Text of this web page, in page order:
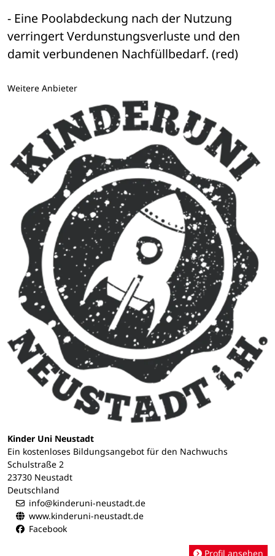
- Eine Poolabdeckung nach der Nutzung
verringert Verdunstungsverluste und den
damit verbundenen Nachfüllbedarf. (red)
Weitere Anbieter
Kinder Uni Neustadt
Ein kostenloses Bildungsangebot für den Nachwuchs
Schulstraße 2
23730 Neustadt
Deutschland
info@kinderuni-neustadt.de
www.kinderuni-neustadt.de
Facebook
Profil ansehen